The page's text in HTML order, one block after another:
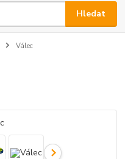
Hledat
Válec